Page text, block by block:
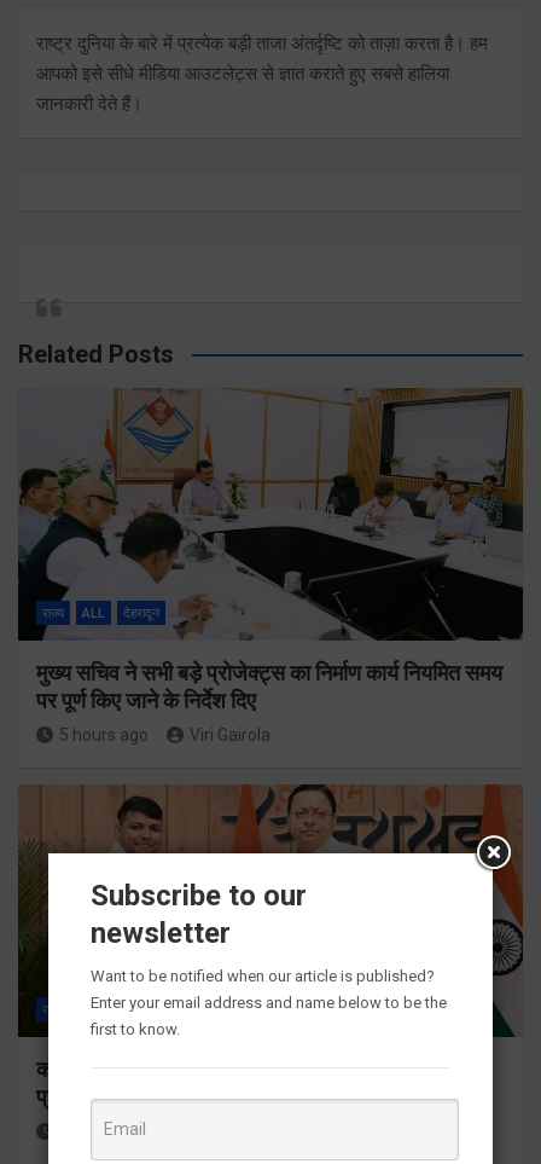
राष्ट्र दुनिया के बारे में प्रत्येक बड़ी ताजा अंतर्दृष्टि को ताज़ा करता है। हम
आपको इसे सीधे मीडिया आउटलेट्स से ज्ञात कराते हुए सबसे हालिया
जानकारी देते हैं।
Related Posts
राज्य ALL देहरादून
मुख्य सचिव ने सभी बड़े प्रोजेक्ट्स का निर्माण कार्य नियमित समय
पर पूर्ण किए जाने के निर्देश दिए
5 hours ago Viri Gairola
राज्य ALL देहरादून
कॉमनवेल्थ गेम्स 2026 के उत्तराखंड के पदक विजेताओं और
प्रशिक्षकों को मुख्यमंत्री धामी ने किया सम्मानित
5 hours ago
Subscribe to our
newsletter
Want to be notified when our article is published?
Enter your email address and name below to be the
first to know.